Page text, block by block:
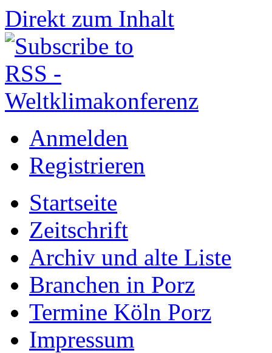
Direkt zum Inhalt
Anmelden
Registrieren
Startseite
Zeitschrift
Archiv und alte Liste
Branchen in Porz
Termine Köln Porz
Impressum